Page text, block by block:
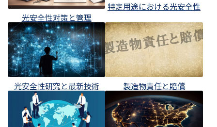
光安全性対策と管理
特定用途における光安全性
光安全性研究と最新技術 製造物責任と賠償